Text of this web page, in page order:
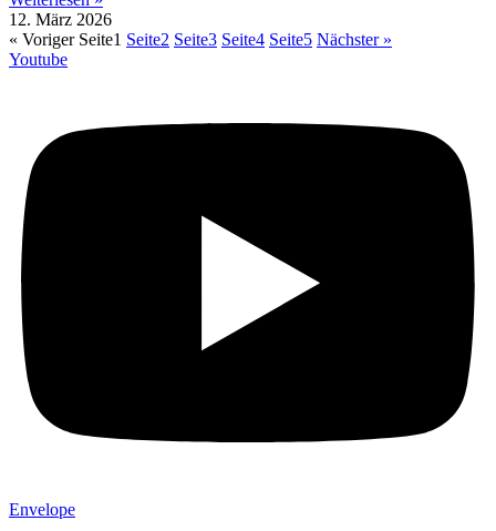
12. März 2026
« Voriger Seite1 Seite2 Seite3 Seite4 Seite5 Nächster »
Youtube
Envelope